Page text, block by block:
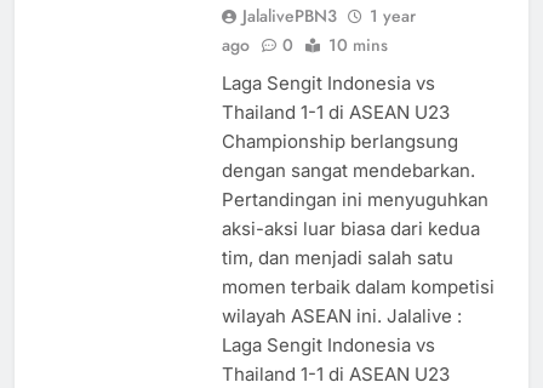
JalalivePBN3
1 year
ago
0 10 mins
Laga Sengit Indonesia vs
Thailand 1-1 di ASEAN U23
Championship berlangsung
dengan sangat mendebarkan.
Pertandingan ini menyuguhkan
aksi-aksi luar biasa dari kedua
tim, dan menjadi salah satu
momen terbaik dalam kompetisi
wilayah ASEAN ini. Jalalive :
Laga Sengit Indonesia vs
Thailand 1-1 di ASEAN U23